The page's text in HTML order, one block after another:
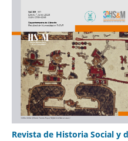
Revista de Historia Social y